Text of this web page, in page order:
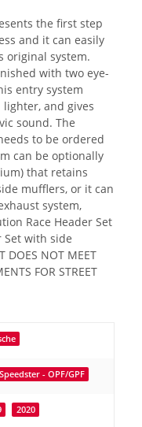
the first step
and it can easily
original system.
with two eye-
entry system
and gives
sound. The
to be ordered
can be optionally
that retains
mufflers, or it can
system,
Race Header Set
Set with side
DOES NOT MEET
FOR STREET
- OPF/GPF
2020